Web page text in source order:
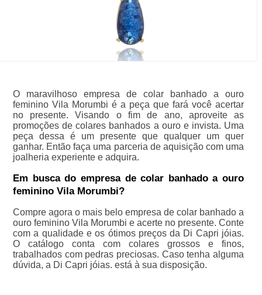
O maravilhoso empresa de colar banhado a ouro
feminino Vila Morumbi é a peça que fará você acertar
no presente. Visando o fim de ano, aproveite as
promoções de colares banhados a ouro e invista. Uma
peça dessa é um presente que qualquer um quer
ganhar. Então faça uma parceria de aquisição com uma
joalheria experiente e adquira.
Em busca do empresa de colar banhado a ouro
feminino Vila Morumbi?
Compre agora o mais belo empresa de colar banhado a
ouro feminino Vila Morumbi e acerte no presente. Conte
com a qualidade e os ótimos preços da Di Capri jóias.
O catálogo conta com colares grossos e finos,
trabalhados com pedras preciosas. Caso tenha alguma
dúvida, a Di Capri jóias. está à sua disposição.